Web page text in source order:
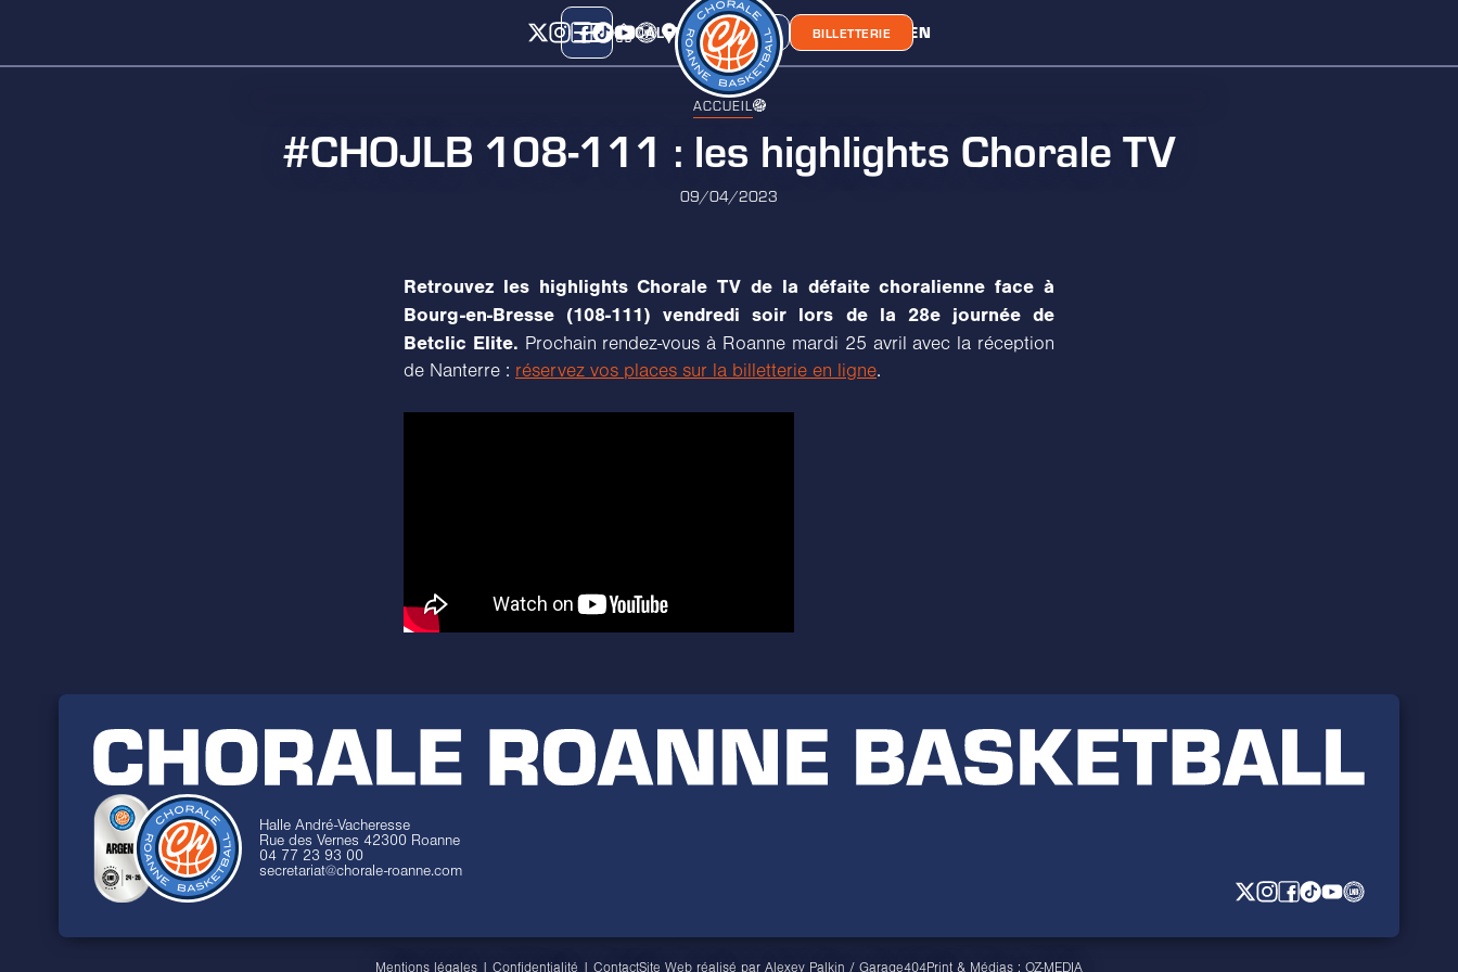
CALENDRIERCLASSEMENTCHORA' LIEN
BOUTIQUE BILLETTERIE
ACCUEIL
#CHOJLB 108-111 : les highlights Chorale TV
09/04/2023
Retrouvez les highlights Chorale TV de la défaite choralienne face à
Bourg-en-Bresse (108-111) vendredi soir lors de la 28e journée de
Betclic Elite. Prochain rendez-vous à Roanne mardi 25 avril avec la réception
de Nanterre : réservez vos places sur la billetterie en ligne.
Halle André-Vacheresse
Rue des Vernes 42300 Roanne
04 77 23 93 00
secretariat@chorale-roanne.com
Mentions légales Confidentialité ContactSite Web réalisé par Alexey Palkin / Garage404Print & Médias : OZ-MEDIA